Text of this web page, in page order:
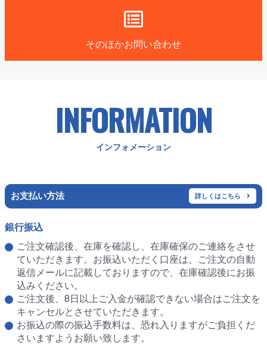
そのほかお問い合わせ
INFORMATION
インフォメーション
お支払い方法 詳しくはこちら
銀行振込
ご注文確認後、在庫を確認し、在庫確保のご連絡をさせ
ていただきます。お振込いただく口座は、ご注文の自動
返信メールに記載しておりますので、在庫確認後にお振
込みください。
ご注文後、8日以上ご入金が確認できない場合はご注文を
キャンセルとさせていただきます。
お振込の際の振込手数料は、恐れ入りますがご負担くだ
さいますようお願い致します。